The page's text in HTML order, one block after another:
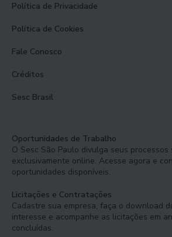
Política de Privacidade
Política de Cookies
Fale Conosco
Créditos
Sesc Brasil
Oportunidades de Trabalho
O Sesc São Paulo divulga seus processos
exclusivamente online. Acesse agora e
oportunidades disponíveis.
Licitações e Contratações
Cadastre sua empresa, faça o download
interesse e acompanhe as licitações em
concluídas.